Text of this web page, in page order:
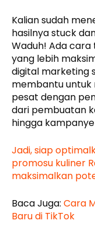
Kalian sudah
hasilnya stuck
Waduh! Ada cara
yang lebih
digital marketing
membantu untuk
pesat dengan
dari pembuatan
hingga
Jadi, siap
promosu kuliner
maksimalkan
Baca Juga: Cara
Baru di TikTok